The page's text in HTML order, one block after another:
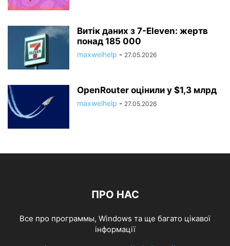
Витік даних з 7-Eleven: жертв
понад 185 000
maxwelhelp - 27.05.2026
OpenRouter оцінили у $1,3 млрд
maxwelhelp - 27.05.2026
ПРО НАС
Все про программы, Windows та ще багато цікавої
інформації